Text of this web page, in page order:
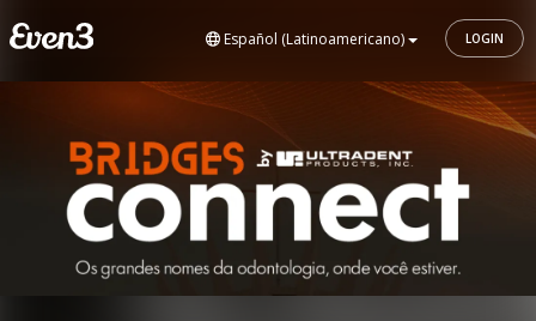
Español (Latinoamericano) LOGIN